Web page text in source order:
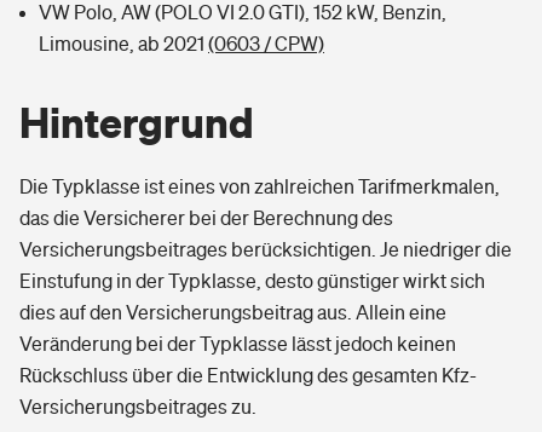
VW Polo, AW (POLO VI 2.0 GTI), 152 kW, Benzin,
Limousine, ab 2021 (0603 / CPW)
Hintergrund
Die Typklasse ist eines von zahlreichen Tarifmerkmalen,
das die Versicherer bei der Berechnung des
Versicherungsbeitrages berücksichtigen. Je niedriger die
Einstufung in der Typklasse, desto günstiger wirkt sich
dies auf den Versicherungsbeitrag aus. Allein eine
Veränderung bei der Typklasse lässt jedoch keinen
Rückschluss über die Entwicklung des gesamten Kfz-
Versicherungsbeitrages zu.